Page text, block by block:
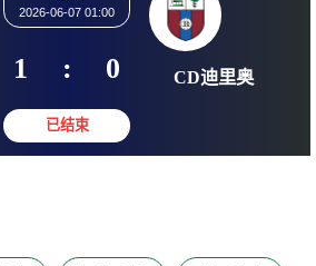
西丁附
2026-06-07 01:00
1 : 0 CD迪